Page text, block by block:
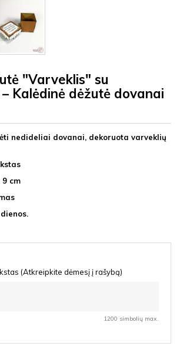
"Varveklis" su
Kalėdinė dėžutė dovanai
nedideliai dovanai, dekoruota varveklių
9 cm
(Atkreipkite dėmesį į rašybą)
1200 simbolių max.